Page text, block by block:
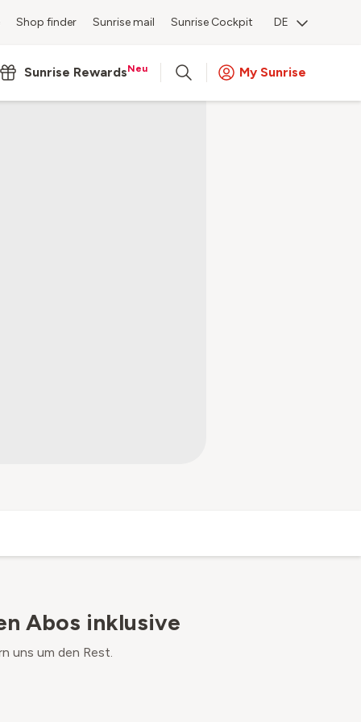
Shop finder Sunrise mail Sunrise Cockpit DE
Sunrise RewardsNeu My Sunrise
Abos inklusive
uns um den Rest.